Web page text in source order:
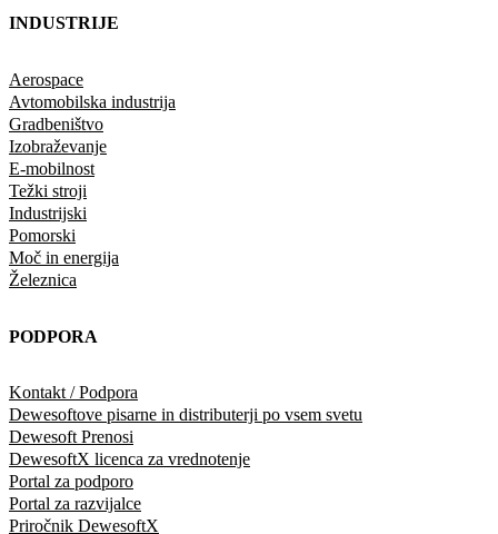
INDUSTRIJE
Aerospace
Avtomobilska industrija
Gradbeništvo
Izobraževanje
E-mobilnost
Težki stroji
Industrijski
Pomorski
Moč in energija
Železnica
PODPORA
Kontakt / Podpora
Dewesoftove pisarne in distributerji po vsem svetu
Dewesoft Prenosi
DewesoftX licenca za vrednotenje
Portal za podporo
Portal za razvijalce
Priročnik DewesoftX